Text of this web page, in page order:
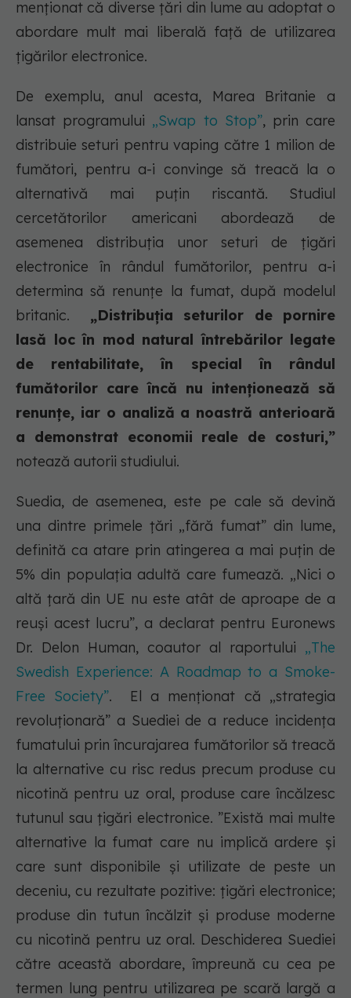
menționat că diverse țări din lume au adoptat o
abordare mult mai liberală față de utilizarea
țigărilor electronice.
De exemplu, anul acesta, Marea Britanie a
lansat programului „Swap to Stop”, prin care
distribuie seturi pentru vaping către 1 milion de
fumători, pentru a-i convinge să treacă la o
alternativă mai puțin riscantă. Studiul
cercetătorilor americani abordează de
asemenea distribuția unor seturi de țigări
electronice în rândul fumătorilor, pentru a-i
determina să renunțe la fumat, după modelul
britanic.
„Distribuția seturilor de pornire
lasă loc în mod natural întrebărilor legate
de rentabilitate, în special în rândul
fumătorilor care încă nu intenționează să
renunțe, iar o analiză a noastră anterioară
a demonstrat economii reale de costuri,”
notează autorii studiului.
Suedia, de asemenea, este pe cale să devină
una dintre primele țări „fără fumat” din lume,
definită ca atare prin atingerea a mai puțin de
5% din populația adultă care fumează. „Nici o
altă țară din UE nu este atât de aproape de a
reuși acest lucru”, a declarat pentru Euronews
Dr. Delon Human, coautor al raportului „The
Swedish Experience: A Roadmap to a Smoke-
Free Society”. El a menționat că „strategia
revoluționară” a Suediei de a reduce incidența
fumatului prin încurajarea fumătorilor să treacă
la alternative cu risc redus precum produse cu
nicotină pentru uz oral, produse care încălzesc
tutunul sau țigări electronice. ”Există mai multe
alternative la fumat care nu implică ardere și
care sunt disponibile și utilizate de peste un
deceniu, cu rezultate pozitive: țigări electronice;
produse din tutun încălzit și produse moderne
cu nicotină pentru uz oral. Deschiderea Suediei
către această abordare, împreună cu cea pe
termen lung pentru utilizarea pe scară largă a